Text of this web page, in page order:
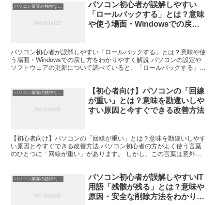
パソコン初心者が誤解しやすい
「ロールバックする」とは？意味
や使う場面・Windowsでの戻し
パソコン初心者が誤解しやすい「ロールバックする」とは？意味や使
う場面・Windowsでの戻し方をわかりやすく解説 パソコンの設定や
ソフトウェアの更新について調べていると、「ロールバックする」と
【初心者向け】パソコンの「回線
が重い」とは？意味を勘違いしや
すい原因と今すぐできる改善方法
【初心者向け】パソコンの「回線が重い」とは？意味を勘違いしやす
い原因と今すぐできる改善方法 パソコン初心者の方がよく使う言葉
のひとつに「回線が重い」があります。 しかし、この言葉は意外と
パソコン初心者が誤解しやすいIT
用語「残骸が残る」とは？意味や
原因・安全な削除方法をわかりや